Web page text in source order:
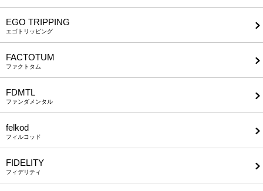
EGO TRIPPING
エゴトリッピング
FACTOTUM
ファクトタム
FDMTL
ファンダメンタル
felkod
フィルコッド
FIDELITY
フィデリティ